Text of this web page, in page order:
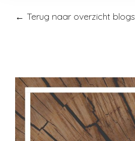
← Terug naar overzicht blogs